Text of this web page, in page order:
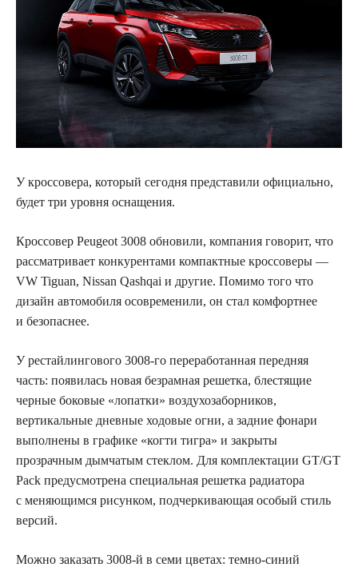
У кроссовера, который сегодня представили официально,
будет три уровня оснащения.
Кроссовер Peugeot 3008 обновили, компания говорит, что
рассматривает конкурентами компактные кроссоверы —
VW Tiguan, Nissan Qashqai и другие. Помимо того что
дизайн автомобиля осовременили, он стал комфортнее
и безопаснее.
У рестайлингового 3008-го переработанная передняя
часть: появилась новая безрамная решетка, блестящие
черные боковые «лопатки» воздухозаборников,
вертикальные дневные ходовые огни, а задние фонари
выполнены в графике «когти тигра» и закрыты
прозрачным дымчатым стеклом. Для комплектации GT/GT
Pack предусмотрена специальная решетка радиатора
с меняющимся рисунком, подчеркивающая особый стиль
версий.
Можно заказать 3008-й в семи цветах: темно-синий